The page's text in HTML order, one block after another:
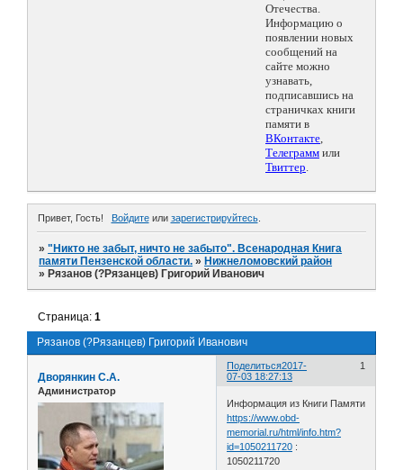
Отечества.
Информацию о
появлении новых
сообщений на
сайте можно
узнавать,
подписавшись на
страничках книги
памяти в
ВКонтакте,
Телеграмм или
Твиттер.
Привет, Гость! Войдитеили зарегистрируйтесь.
»"Никто не забыт, ничто не забыто". Всенародная Книга
памяти Пензенской области. » Нижнеломовский район
» Рязанов (?Рязанцев) Григорий Иванович
Рязанов (?Рязанцев) Григорий Иванович
Страница:1
Поделиться 1
2017-
07-03 18:27:13
Дворянкин С.А.
Администратор
Информация из Книги Памяти
https://www.obd-
memorial.ru/html/info.htm?
id=1050211720 :
1050211720